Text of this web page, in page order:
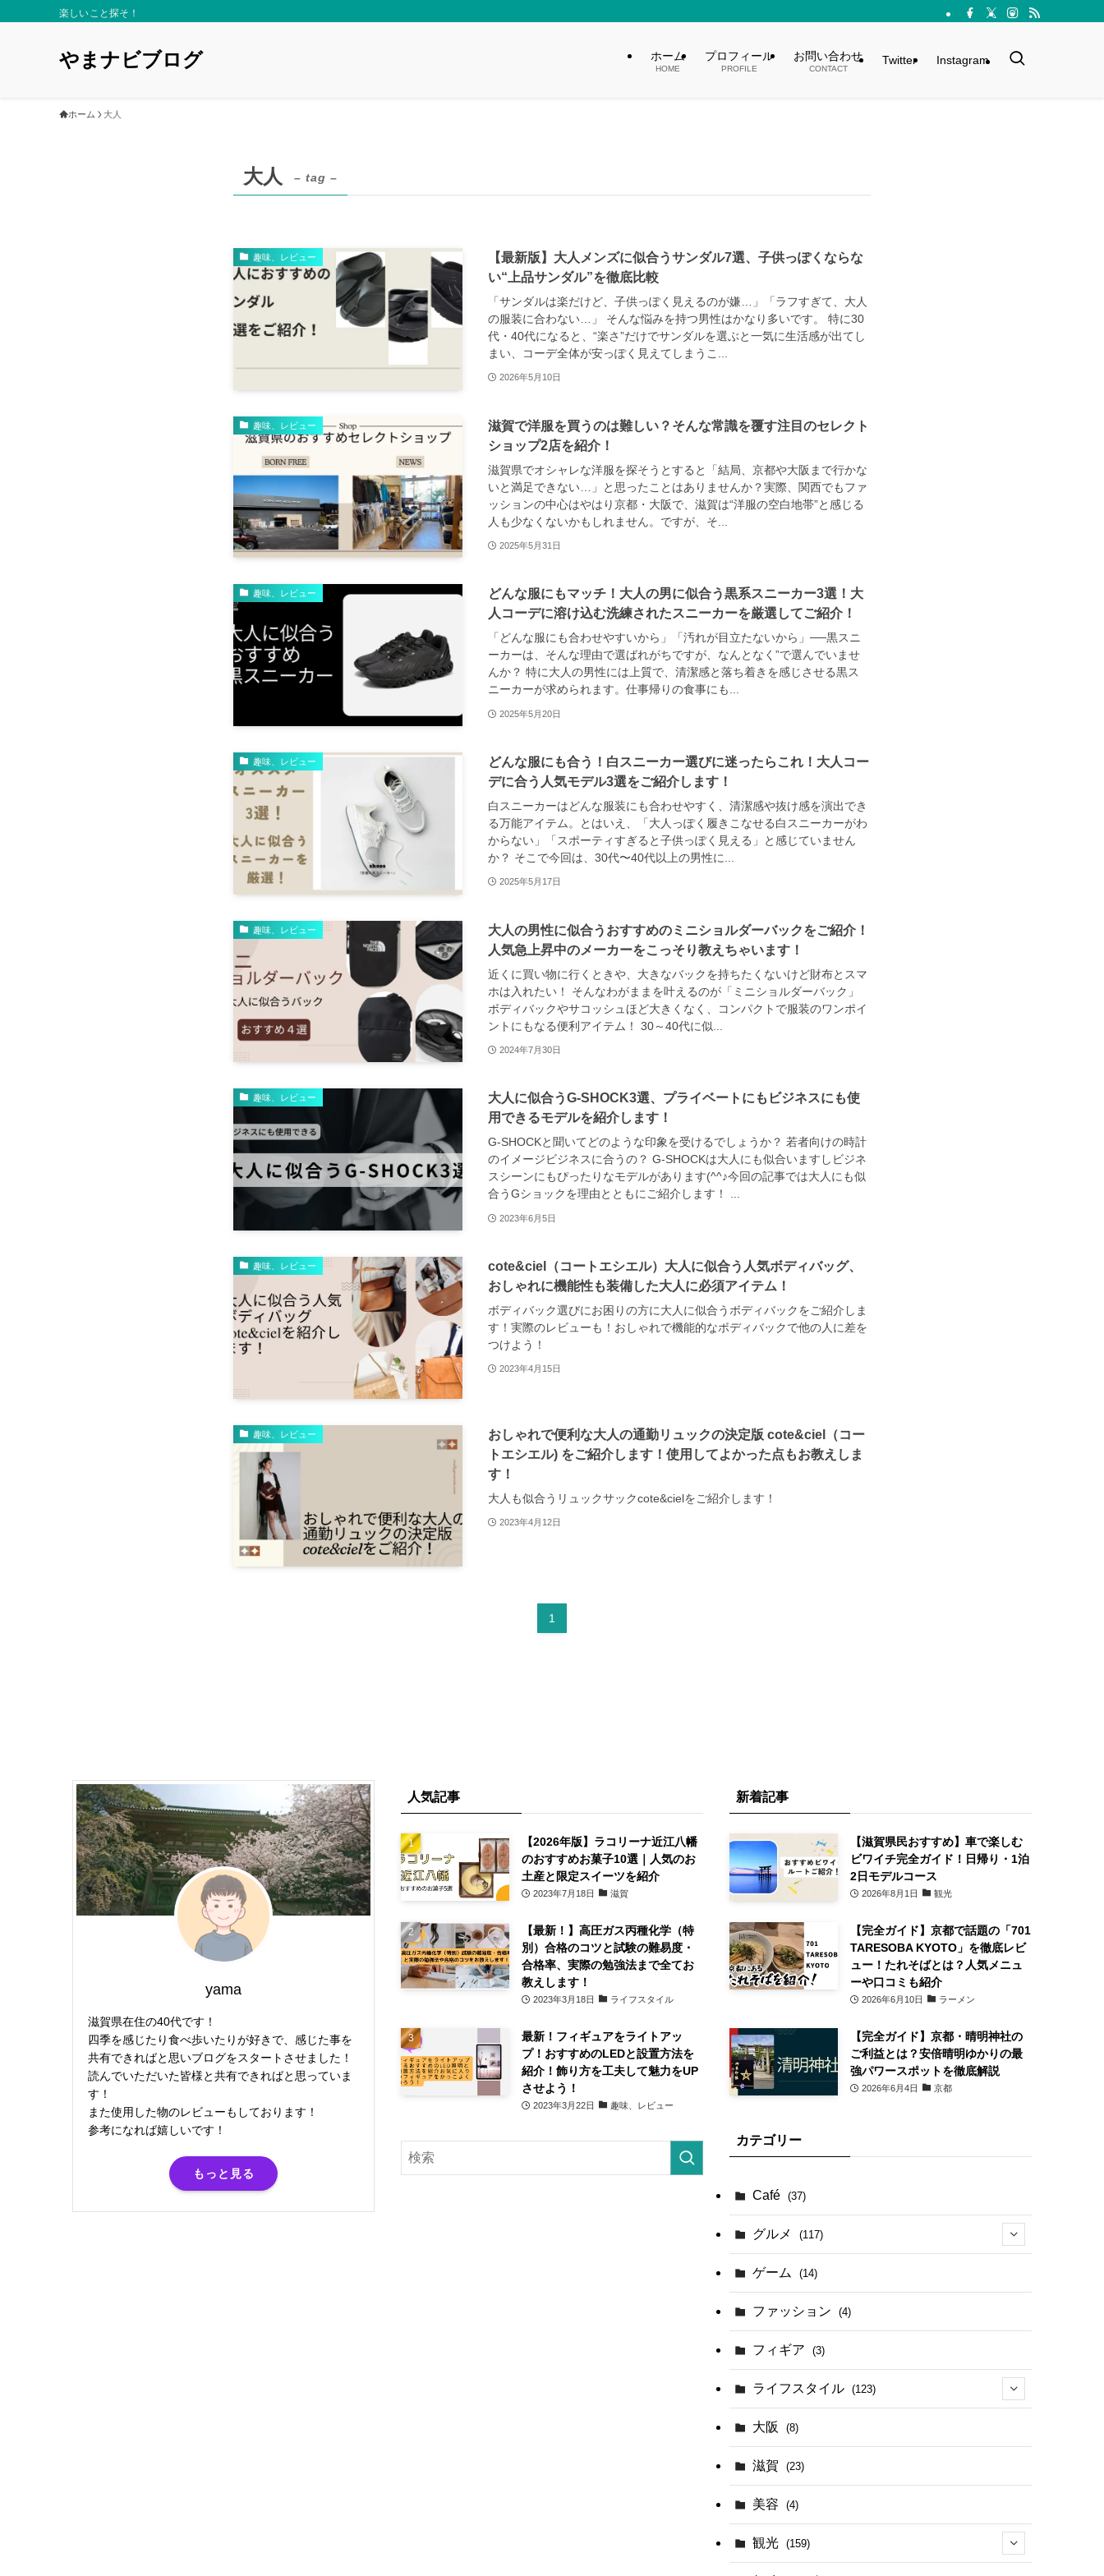
楽しいこと探そ！
やまナビブログ ホーム
HOME
プロフィール
PROFILE
お問い合わせ
CONTACT
Twitter Instagram
ホーム 大人
大人 – tag –
趣味、レビュー
【最新版】大人メンズに似合うサンダル7選、子供っぽくならな
い“上品サンダル”を徹底比較
「サンダルは楽だけど、子供っぽく見えるのが嫌…」「ラフすぎて、大人
の服装に合わない…」 そんな悩みを持つ男性はかなり多いです。 特に30
代・40代になると、“楽さ”だけでサンダルを選ぶと一気に生活感が出てし
まい、コーデ全体が安っぽく見えてしまうこ...
2026年5月10日
趣味、レビュー
滋賀で洋服を買うのは難しい？そんな常識を覆す注目のセレクト
ショップ2店を紹介！
滋賀県でオシャレな洋服を探そうとすると「結局、京都や大阪まで行かな
いと満足できない…」と思ったことはありませんか？実際、関西でもファ
ッションの中心はやはり京都・大阪で、滋賀は“洋服の空白地帯”と感じる
人も少なくないかもしれません。ですが、そ...
2025年5月31日
趣味、レビュー
どんな服にもマッチ！大人の男に似合う黒系スニーカー3選！大
人コーデに溶け込む洗練されたスニーカーを厳選してご紹介！
「どんな服にも合わせやすいから」「汚れが目立たないから」──黒スニ
ーカーは、そんな理由で選ばれがちですが、なんとなく”で選んでいませ
んか？ 特に大人の男性には上質で、清潔感と落ち着きを感じさせる黒ス
ニーカーが求められます。仕事帰りの食事にも...
2025年5月20日
趣味、レビュー
どんな服にも合う！白スニーカー選びに迷ったらこれ！大人コー
デに合う人気モデル3選をご紹介します！
白スニーカーはどんな服装にも合わせやすく、清潔感や抜け感を演出でき
る万能アイテム。とはいえ、「大人っぽく履きこなせる白スニーカーがわ
からない」「スポーティすぎると子供っぽく見える」と感じていません
か？ そこで今回は、30代〜40代以上の男性に...
2025年5月17日
趣味、レビュー
大人の男性に似合うおすすめのミニショルダーバックをご紹介！
人気急上昇中のメーカーをこっそり教えちゃいます！
近くに買い物に行くときや、大きなバックを持ちたくないけど財布とスマ
ホは入れたい！ そんなわがままを叶えるのが「ミニショルダーバック」
ボディバックやサコッシュほど大きくなく、コンパクトで服装のワンポイ
ントにもなる便利アイテム！ 30～40代に似...
2024年7月30日
趣味、レビュー
大人に似合うG-SHOCK3選、プライベートにもビジネスにも使
用できるモデルを紹介します！
G-SHOCKと聞いてどのような印象を受けるでしょうか？ 若者向けの時計
のイメージビジネスに合うの？ G-SHOCKは大人にも似合いますしビジネ
スシーンにもぴったりなモデルがあります(^^♪今回の記事では大人にも似
合うGショックを理由とともにご紹介します！ ...
2023年6月5日
趣味、レビュー
cote&ciel（コートエシエル）大人に似合う人気ボディバッグ、
おしゃれに機能性も装備した大人に必須アイテム！
ボディバック選びにお困りの方に大人に似合うボディバックをご紹介しま
す！実際のレビューも！おしゃれで機能的なボディバックで他の人に差を
つけよう！
2023年4月15日
趣味、レビュー
おしゃれで便利な大人の通勤リュックの決定版 cote&ciel（コー
トエシエル) をご紹介します！使用してよかった点もお教えしま
す！
大人も似合うリュックサックcote&cielをご紹介します！
2023年4月12日
1
yama
滋賀県在住の40代です！
四季を感じたり食べ歩いたりが好きで、感じた事を
共有できればと思いブログをスタートさせました！
読んでいただいた皆様と共有できればと思っていま
す！
また使用した物のレビューもしております！
参考になれば嬉しいです！
もっと見る
人気記事
【2026年版】ラコリーナ近江八幡
のおすすめお菓子10選｜人気のお
土産と限定スイーツを紹介
2023年7月18日 滋賀
【最新！】高圧ガス丙種化学（特
別）合格のコツと試験の難易度・
合格率、実際の勉強法まで全てお
教えします！
2023年3月18日 ライフスタイル
最新！フィギュアをライトアッ
プ！おすすめのLEDと設置方法を
紹介！飾り方を工夫して魅力をUP
させよう！
2023年3月22日 趣味、レビュー
新着記事
【滋賀県民おすすめ】車で楽しむ
ビワイチ完全ガイド！日帰り・1泊
2日モデルコース
2026年8月1日 観光
【完全ガイド】京都で話題の「701
TARESOBA KYOTO」を徹底レビ
ュー！たれそばとは？人気メニュ
ーや口コミも紹介
2026年6月10日 ラーメン
【完全ガイド】京都・晴明神社の
ご利益とは？安倍晴明ゆかりの最
強パワースポットを徹底解説
2026年6月4日 京都
カテゴリー
Café (37)
グルメ (117)
(41)
(17)
(4)
ゲーム (14)
ファッション (4)
フィギア (3)
ライフスタイル (123)
(44)
大阪 (8)
滋賀 (23)
美容 (4)
観光 (159)